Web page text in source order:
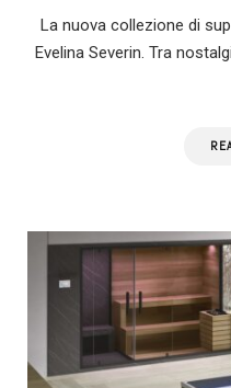
La nuova collezione di
Evelina Severin. Tra